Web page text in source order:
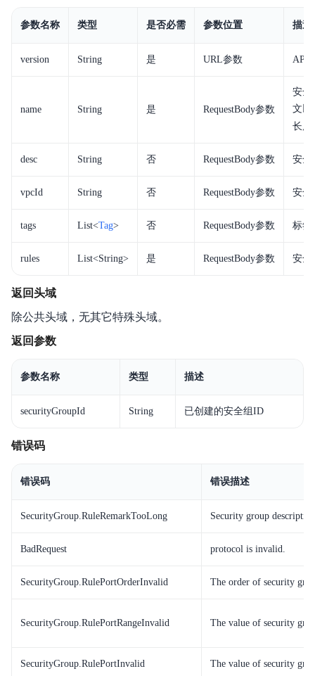
参数名称 类型 是否必需 参数位置 描述
version String 是 URL参数 API
name String 是 RequestBody参数
安全
文以
长度
desc String 否 RequestBody参数 安全
vpcId String 否 RequestBody参数 安全
tags List<Tag> 否 RequestBody参数 标签
rules List<String> 是 RequestBody参数 安全
返回头域
除公共头域，无其它特殊头域。
返回参数
参数名称 类型 描述
securityGroupId String 已创建的安全组ID
错误码
错误码 错误描述
SecurityGroup.RuleRemarkTooLong Security group
BadRequest protocol is invalid.
SecurityGroup.RulePortOrderInvalid The order of security
SecurityGroup.RulePortRangeInvalid The value of security
SecurityGroup.RulePortInvalid The value of security